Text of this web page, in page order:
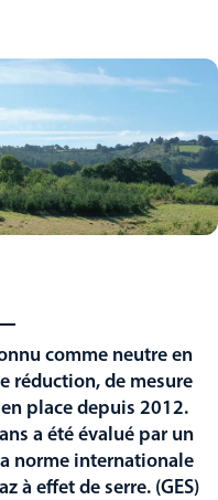
comme neutre en
réduction, de mesure
place depuis 2012.
a été évalué par un
norme internationale
à effet de serre. (GES)